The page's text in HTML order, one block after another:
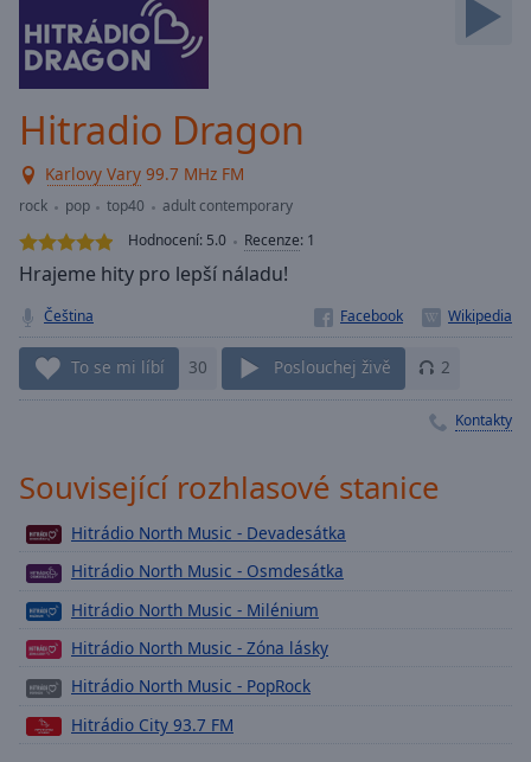
Skip
Forward
Mute
Current
Time
0:00
Duration-:-
Loaded :
0.00%
Stream
LIVE
Seek to
live,
currently
behind
liveLIVE
Rate
Chapters
Chapters
Hitradio Dragon
Karlovy Vary 99.7 MHz FM
rock pop top40
adult contemporary
Hodnocení: 5.0 Recenze: 1
Hrajeme hity pro lepší náladu!
Čeština
To se mi líbí 30 Poslouchej živě 2
Kontakty
Související rozhlasové stanice
Hitrádio North Music - Devadesátka
Hitrádio North Music - Osmdesátka
Hitrádio North Music - Milénium
Hitrádio North Music - Zóna lásky
Hitrádio North Music - PopRock
Hitrádio City 93.7 FM